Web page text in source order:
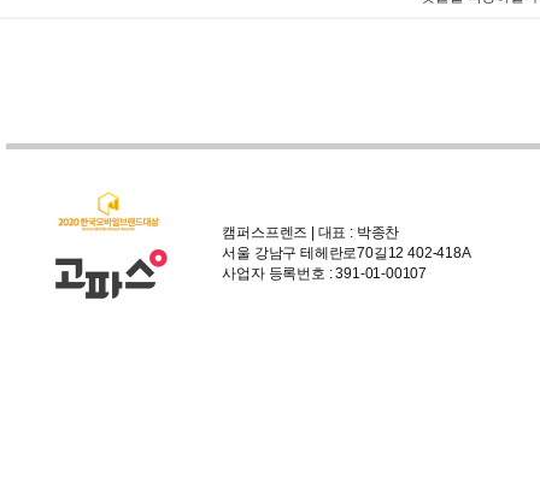
캠퍼스프렌즈 | 대표 : 박종찬
서울 강남구 테헤란로70길12 402-418A
사업자 등록번호 : 391-01-00107